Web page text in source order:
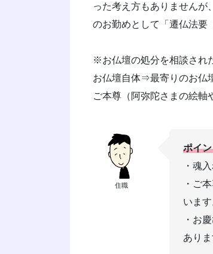
った考え方もありませんが
のお勤めとして「遷仏法要
※お仏壇の処分を相談され
お仏壇自体⇒最寄りのお仏
ご本尊（阿弥陀さまの絵軸
住職
ポイ
・魂
・ご
います
・お
ありま